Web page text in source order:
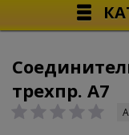
трехпр. А7